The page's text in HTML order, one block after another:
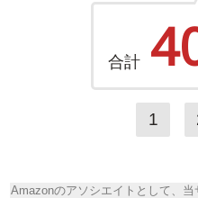
合計
1
Amazonのアソシエイトとして、